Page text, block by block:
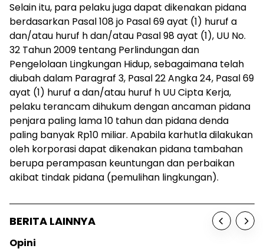
Selain itu, para pelaku juga dapat dikenakan pidana
berdasarkan Pasal 108 jo Pasal 69 ayat (1) huruf a
dan/atau huruf h dan/atau Pasal 98 ayat (1), UU No.
32 Tahun 2009 tentang Perlindungan dan
Pengelolaan Lingkungan Hidup, sebagaimana telah
diubah dalam Paragraf 3, Pasal 22 Angka 24, Pasal 69
ayat (1) huruf a dan/atau huruf h UU Cipta Kerja,
pelaku terancam dihukum dengan ancaman pidana
penjara paling lama 10 tahun dan pidana denda
paling banyak Rp10 miliar. Apabila karhutla dilakukan
oleh korporasi dapat dikenakan pidana tambahan
berupa perampasan keuntungan dan perbaikan
akibat tindak pidana (pemulihan lingkungan).
BERITA LAINNYA
Opini